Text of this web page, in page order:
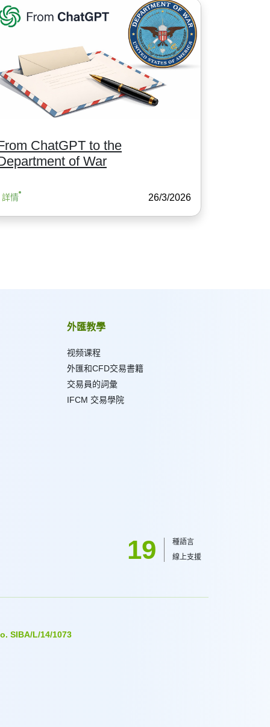
ChatGPT to the
of War
詳情 26/3/2026
外匯教學
视频课程
外匯和CFD交易書籍
交易員的詞彙
IFCM 交易學院
19
種語言
線上支援
SIBA/L/14/1073